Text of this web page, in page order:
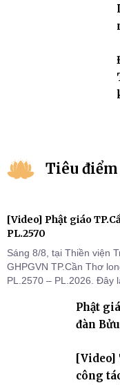
Tiêu điểm
[Video] Phật giáo
PL.2570
Sáng 8/8, tại Thiền viện
GHPGVN TP.Cần Thơ
PL.2570 – PL.2026. Đây
thứ I, thể hiện sự quan
Tăng tài và tiếp nối
Phật
đàn
[Video]
công